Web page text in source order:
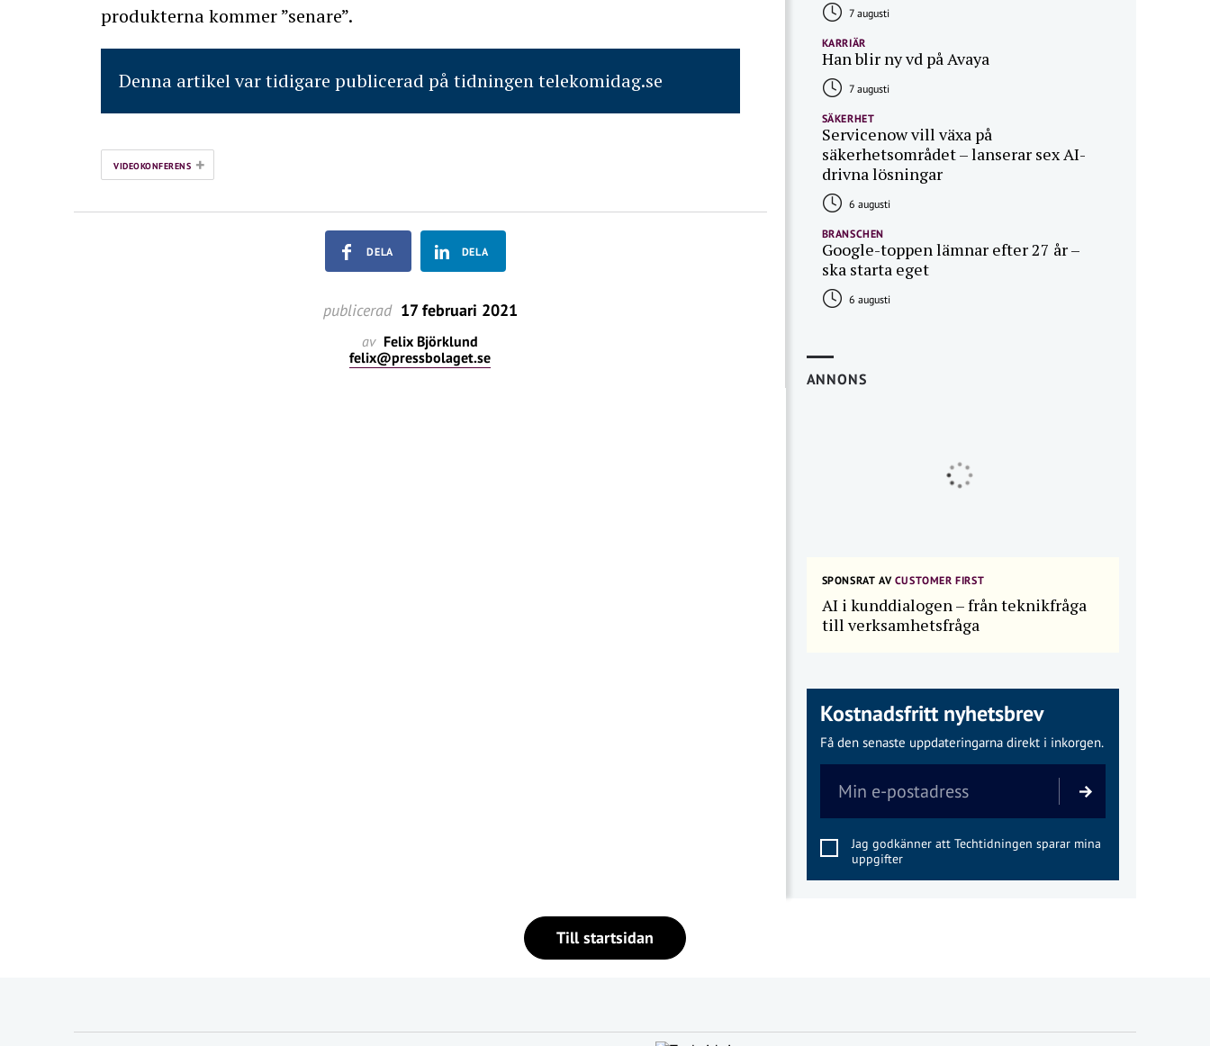
produkterna kommer ”senare”.
Denna artikel var tidigare publicerad på tidningen telekomidag.se
VIDEOKONFERENS +
DELA DELA
publicerad 17 februari 2021
av Felix Björklund
felix@pressbolaget.se
7 augusti
KARRIÄR
Han blir ny vd på Avaya
7 augusti
SÄKERHET
Servicenow vill växa på
säkerhetsområdet – lanserar sex AI-
drivna lösningar
6 augusti
BRANSCHEN
Google-toppen lämnar efter 27 år –
ska starta eget
6 augusti
ANNONS
SPONSRAT AVCUSTOMER FIRST
AI i kunddialogen – från teknikfråga
till verksamhetsfråga
Kostnadsfritt nyhetsbrev
Få den senaste uppdateringarna direkt i inkorgen.
Jag godkänner att Techtidningen sparar mina
uppgifter
Till startsidan